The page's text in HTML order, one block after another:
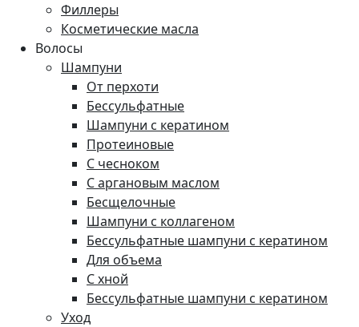
Филлеры
Косметические масла
Волосы
Шампуни
От перхоти
Бессульфатные
Шампуни с кератином
Протеиновые
С чесноком
С аргановым маслом
Бесщелочные
Шампуни с коллагеном
Бессульфатные шампуни с кератином
Для объема
С хной
Бессульфатные шампуни с кератином
Уход